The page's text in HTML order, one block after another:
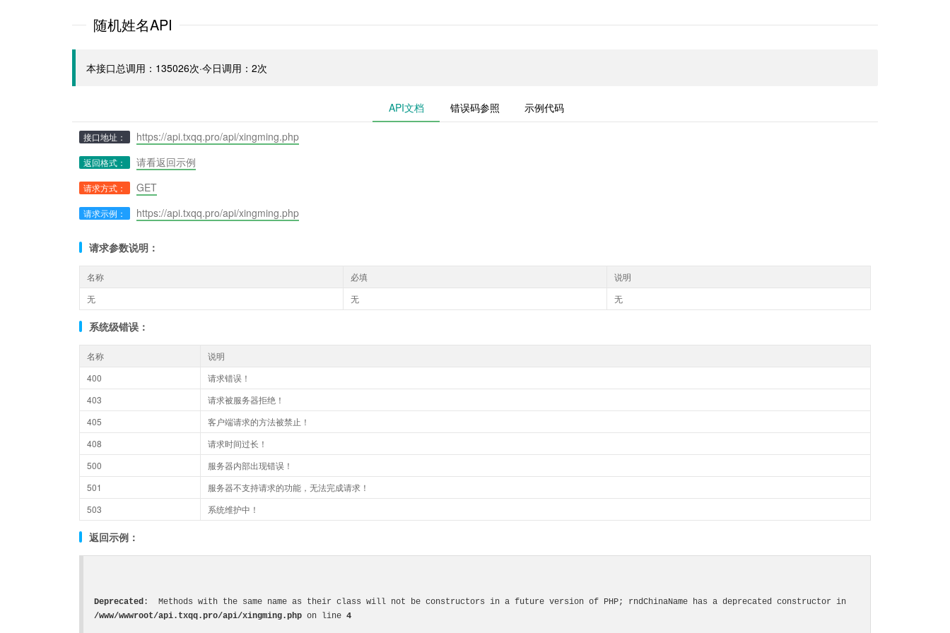
随机姓名API
本接口总调用：135026次·今日调用：2次
API文档 错误码参照 示例代码
接口地址： https://api.txqq.pro/api/xingming.php
返回格式： 请看返回示例
请求方式： GET
请求示例： https://api.txqq.pro/api/xingming.php
请求参数说明：
名称 必填
说明
无
无 无
系统级错误：
名称
说明
400
请求错误！
403
请求被服务器拒绝！
405
客户端请求的方法被禁止！
408
请求时间过长！
500
服务器内部出现错误！
501
服务器不支持请求的功能，无法完成请求！
503
系统维护中！
返回示例：
Deprecated
/www/wwwroot/api.txqq.pro/api/xingming.php on line 4